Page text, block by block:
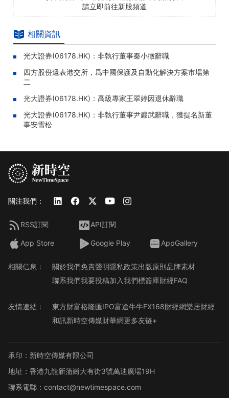
請立即前往新股頻道
相關資訊
光大證券(06178.HK)：非執行董事秦小徵辭職
四方股份遞表港交所，爲中國保護及自動化解決方案市場第
二
光大證券(06178.HK)：高級專家王翠婷因退休辭職
光大證券(06178.HK)：非執行董事尹巖武辭職，獲提名新董
事安雪松
關注我們：
RSS訂閱 API訂閱
App Store Google Play AppGallery
相關信息： 關於我們免責聲明隱私政策出版原則品牌素材
聯系我們我要投稿加入我們標簽庫財經FAQ
友情連結： 東方財富格隆匯IPO富途牛牛FX168財經網樂居財經
和訊新時空傳媒財華網更多友链+
承印：新時空傳媒有限公司
地址：香港九龍新蒲崗大有街3號萬迪廣場19H
聯系電郵：contact@newtimespace.com